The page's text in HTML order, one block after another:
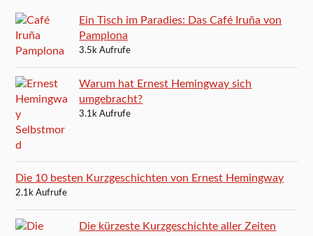
Ein Tisch im Paradies: Das Café Iruña von
Pamplona
3.5k Aufrufe
Warum hat Ernest Hemingway sich
umgebracht?
3.1k Aufrufe
Die 10 besten Kurzgeschichten von Ernest Hemingway
2.1k Aufrufe
Die kürzeste Kurzgeschichte aller Zeiten